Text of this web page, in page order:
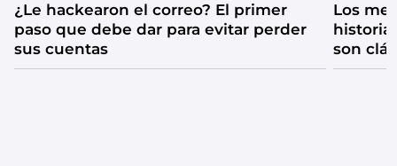
¿Le hackearon el correo? El primer
paso que debe dar para evitar perder
sus cuentas
Los
historia
son